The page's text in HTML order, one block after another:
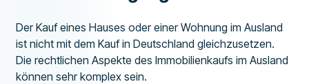
Der Kauf eines Hauses oder einer Wohnung im Ausland
ist nicht mit dem Kauf in Deutschland gleichzusetzen.
Die rechtlichen Aspekte des Immobilienkaufs im Ausland
können sehr komplex sein.